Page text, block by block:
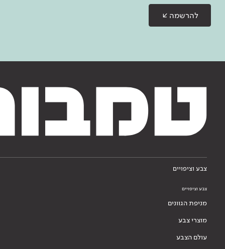
להרשמה
צבע וציפויים
צבע וציפויים
מניפת הגוונים
מוצרי צבע
עולם הצבע